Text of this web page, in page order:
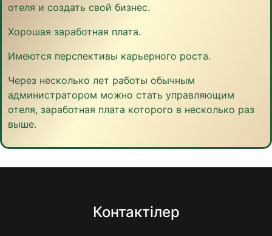
отеля и создать свой бизнес.
Хорошая заработная плата.
Имеются перспективы карьерного роста.
Через несколько лет работы обычным
администратором можно стать управляющим
отеля, заработная плата которого в несколько раз
выше.
Контактілер